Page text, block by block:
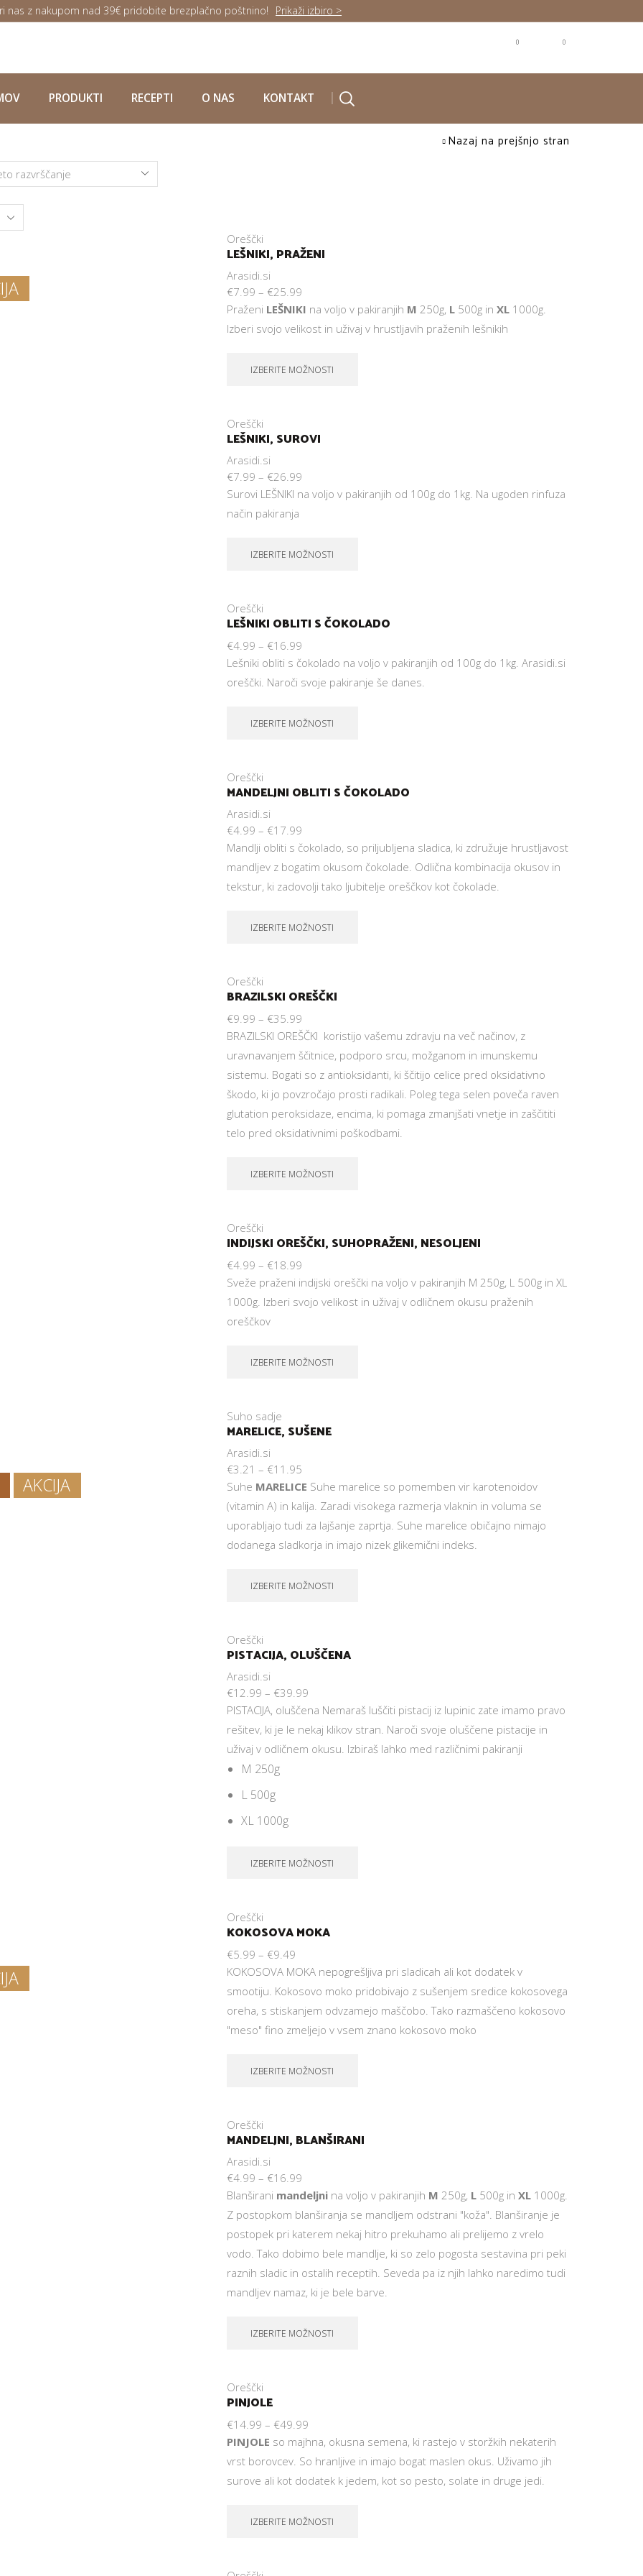
nas z nakupom nad 39€ pridobite brezplačno poštnino! Prikaži izbiro >
0 0
PRODUKTI RECEPTI O NAS KONTAKT
Nazaj na prejšnjo stran
Oreščki
LEŠNIKI, PRAŽENI
Arasidi.si
€7.99 – €25.99
Praženi LEŠNIKI na voljo v pakiranjih M 250g, L500g in XL1000g.
Izberi svojo velikost in uživaj v hrustljavih praženih lešnikih
IZBERITE MOŽNOSTI
Oreščki
LEŠNIKI, SUROVI
Arasidi.si
€7.99 – €26.99
Surovi LEŠNIKI na voljo v pakiranjih od 100g do 1kg. Na ugoden rinfuza
način pakiranja
IZBERITE MOŽNOSTI
Oreščki
LEŠNIKI OBLITI S ČOKOLADO
€4.99 – €16.99
Lešniki obliti s čokolado na voljo v pakiranjih od 100g do 1kg. Arasidi.si
oreščki. Naroči svoje pakiranje še danes.
IZBERITE MOŽNOSTI
Oreščki
MANDELJNI OBLITI S ČOKOLADO
Arasidi.si
€4.99 – €17.99
Mandlji obliti s čokolado, so priljubljena sladica, ki združuje hrustljavost
mandljev z bogatim okusom čokolade. Odlična kombinacija okusov in
tekstur, ki zadovolji tako ljubitelje oreščkov kot čokolade.
IZBERITE MOŽNOSTI
Oreščki
BRAZILSKI OREŠČKI
€9.99 – €35.99
BRAZILSKI OREŠČKI koristijo vašemu zdravju na več načinov, z
uravnavanjem ščitnice, podporo srcu, možganom in imunskemu
sistemu. Bogati so z antioksidanti, ki ščitijo celice pred oksidativno
škodo, ki jo povzročajo prosti radikali. Poleg tega selen poveča raven
glutation peroksidaze, encima, ki pomaga zmanjšati vnetje in zaščititi
telo pred oksidativnimi poškodbami.
IZBERITE MOŽNOSTI
Oreščki
INDIJSKI OREŠČKI, SUHOPRAŽENI, NESOLJENI
€4.99 – €18.99
Sveže praženi indijski oreščki na voljo v pakiranjih M 250g, L 500g in XL
1000g. Izberi svojo velikost in uživaj v odličnem okusu praženih
oreščkov
IZBERITE MOŽNOSTI
AKCIJA
Suho sadje
MARELICE, SUŠENE
Arasidi.si
€3.21 – €11.95
Suhe MARELICE Suhe marelice so pomemben vir karotenoidov
(vitamin A) in kalija. Zaradi visokega razmerja vlaknin in voluma se
uporabljajo tudi za lajšanje zaprtja. Suhe marelice običajno nimajo
dodanega sladkorja in imajo nizek glikemični indeks.
IZBERITE MOŽNOSTI
Oreščki
PISTACIJA, OLUŠČENA
Arasidi.si
€12.99 – €39.99
PISTACIJA, oluščena Nemaraš luščiti pistacij iz lupinic zate imamo pravo
rešitev, ki je le nekaj klikov stran. Naroči svoje oluščene pistacije in
uživaj v odličnem okusu. Izbiraš lahko med različnimi pakiranji
M 250g
L 500g
XL 1000g
IZBERITE MOŽNOSTI
Oreščki
KOKOSOVA MOKA
€5.99 – €9.49
KOKOSOVA MOKA nepogrešljiva pri sladicah ali kot dodatek v
smootiju. Kokosovo moko pridobivajo z sušenjem sredice kokosovega
oreha, s stiskanjem odvzamejo maščobo. Tako razmaščeno kokosovo
"meso" fino zmeljejo v vsem znano kokosovo moko
IZBERITE MOŽNOSTI
Oreščki
MANDELJNI, BLANŠIRANI
Arasidi.si
€4.99 – €16.99
Blanširani mandeljnina voljo v pakiranjih M 250g, L500g in XL1000g.
Z postopkom blanširanja se mandljem odstrani "koža". Blanširanje je
postopek pri katerem nekaj hitro prekuhamo ali prelijemo z vrelo
vodo. Tako dobimo bele mandlje, ki so zelo pogosta sestavina pri peki
raznih sladic in ostalih receptih. Seveda pa iz njih lahko naredimo tudi
mandljev namaz, ki je bele barve.
IZBERITE MOŽNOSTI
Oreščki
PINJOLE
€14.99 – €49.99
PINJOLE so majhna, okusna semena, ki rastejo v storžkih nekaterih
vrst borovcev. So hranljive in imajo bogat maslen okus. Uživamo jih
surove ali kot dodatek k jedem, kot so pesto, solate in druge jedi.
IZBERITE MOŽNOSTI